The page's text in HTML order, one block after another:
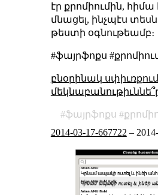
էր քրոմիումին, հիմա
մնացել, ինչպէս
թեստի օգնութեամբ։
#ֆայրֆոքս
բնօրինակ
ֆայրֆոքս
2014-03-17-667722 –